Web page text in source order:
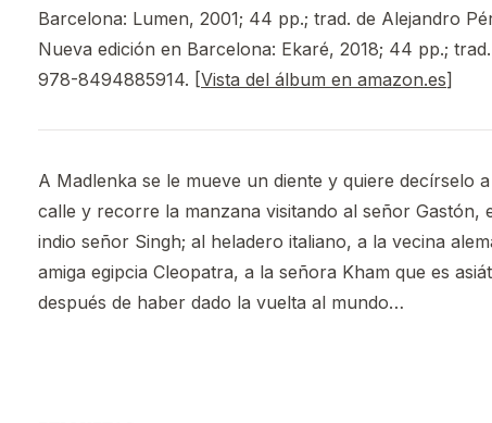
Barcelona: Lumen, 2001; 44 pp.; trad. de Alejandro
Nueva edición en Barcelona: Ekaré, 2018; 44 pp.;
978-8494885914. [Vista del álbum en amazon.es]
A Madlenka se le mueve un diente y quiere decírselo
calle y recorre la manzana visitando al señor Gastón,
indio señor Singh; al heladero italiano, a la vecina
amiga egipcia Cleopatra, a la señora Kham que es
después de haber dado la vuelta al mundo…